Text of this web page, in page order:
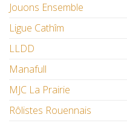
Jouons Ensemble
Ligue Cathîm
LLDD
Manafull
MJC La Prairie
Rôlistes Rouennais